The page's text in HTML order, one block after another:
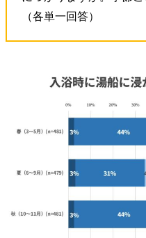
（各単一回答）